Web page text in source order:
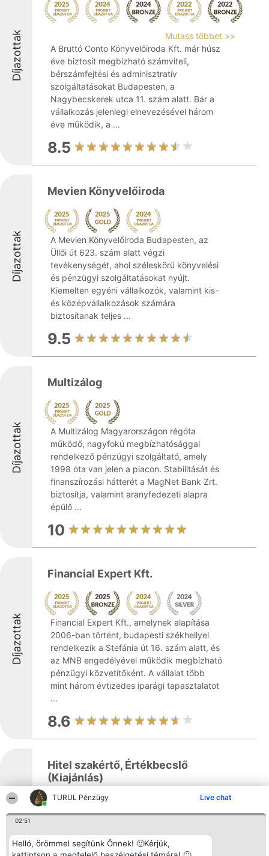
TURUL Pénzügy Live chat
02:51
Helló, örömmel segítünk Önnek! 🙂Kérjük,
Díjazottak
Mutass többet >>
A Bruttó Conto Könyvelőiroda Kft. már húsz
éve biztosít megbízható számviteli,
bérszámfejtési és adminisztratív
szolgáltatásokat Budapesten, a
Nagybecskerek utca 11. szám alatt. Bár a
vállalkozás jelenlegi elnevezésével három
éve működik, a ...
8.5
Díjazottak
Mevien Könyvelőiroda
A Mevien Könyvelőiroda Budapesten, az
Üllői út 623. szám alatt végzi
tevékenységét, ahol széleskörű könyvelési
és pénzügyi szolgáltatásokat nyújt.
Kiemelten egyéni vállalkozók, valamint kis-
és középvállalkozások számára
biztosítanak teljes ...
9.5
Díjazottak
Multizálog
A Multizálog Magyarországon régóta
működő, nagyfokú megbízhatósággal
rendelkező pénzügyi szolgáltató, amely
1998 óta van jelen a piacon. Stabilitását és
finanszírozási hátterét a MagNet Bank Zrt.
biztosítja, valamint aranyfedezeti alapra
épülő ...
10
Díjazottak
Financial Expert Kft.
Financial Expert Kft., amelynek alapítása
2006-ban történt, budapesti székhellyel
rendelkezik a Stefánia út 16. szám alatt, és
az MNB engedélyével működik megbízható
pénzügyi közvetítőként. A vállalat több
mint három évtizedes iparági tapasztalatot
...
8.6
Díjazottak
Hitel szakértő, Értékbecslő
(Kiajánlás)
működő Hitel szakértő, Értékbecslő
szolgáltatás országos szinten kínál